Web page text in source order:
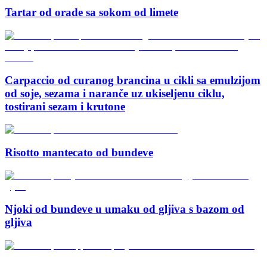
Tartar od orade sa sokom od limete
Carpaccio od curanog brancina u cikli sa emulzijom
od soje, sezama i naranče uz ukiseljenu ciklu,
tostirani sezam i krutone
Risotto mantecato od bundeve
Njoki od bundeve u umaku od gljiva s bazom od
gljiva